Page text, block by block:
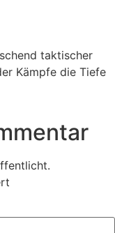
taktischer
Kämpfe die Tiefe